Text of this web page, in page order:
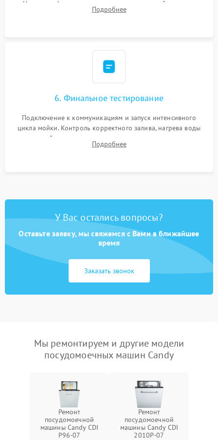
Надежная фиксация хомутов гидравлической системы,
сборка корпуса и установка датчика поплавка.
Подробнее
6. Финальное тестирование
Подключение к коммуникациям и запуск интенсивного
цикла мойки. Контроль корректного залива, нагрева воды
до нужной температуры, отсутствия посторонних шумов,
штатного слива и абсолютной сухости в поддоне.
Подробнее
У Вас остались вопросы?
Оставьте заявку, мы свяжемся с Вами в ближайшее
время
Заказать звонок
Мы ремонтируем и другие модели
посудомоечных машин Candy
Ремонт
посудомоечной
машины Candy CDI
P96-07
Ремонт
посудомоечной
машины Candy CDI
2010P-07